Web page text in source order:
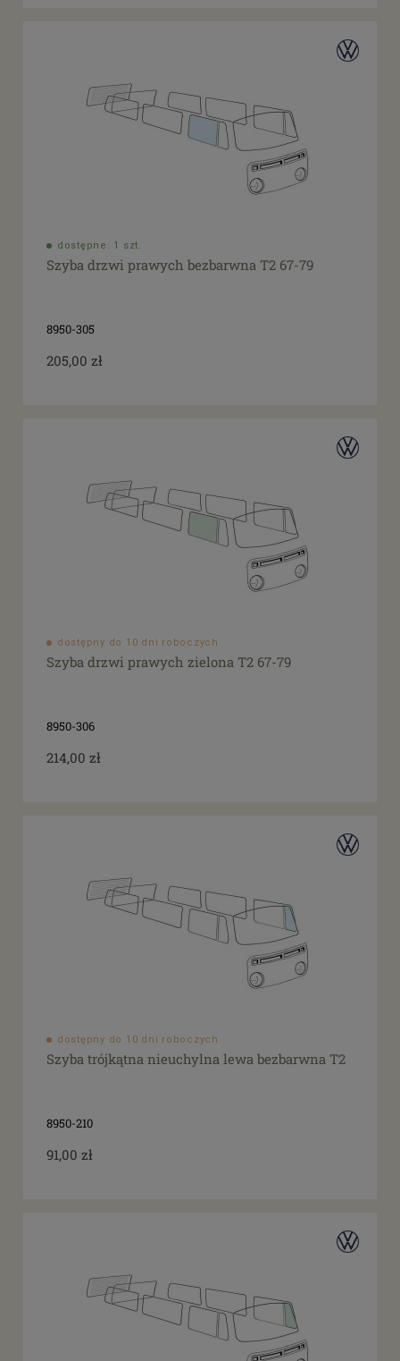
dostępne: 1 szt.
Szyba drzwi prawych bezbarwna T2 67-79
8950-305
205,00 zł
dostępny do 10 dni roboczych
Szyba drzwi prawych zielona T2 67-79
8950-306
214,00 zł
dostępny do 10 dni roboczych
Szyba trójkątna nieuchylna lewa bezbarwna T2
8950-210
91,00 zł